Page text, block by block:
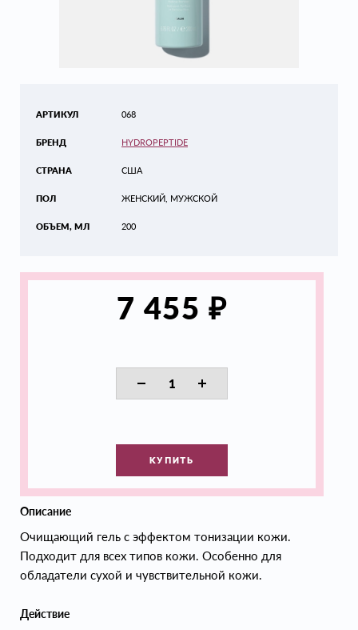
АРТИКУЛ
БРЕНД
СТРАНА
ПОЛ
ОБЪЕМ, МЛ
068
HYDROPEPTIDE
США
ЖЕНСКИЙ, МУЖСКОЙ
200
7 455 ₽
КУПИТЬ
Описание
Очищающий гель с эффектом тонизации кожи.
Подходит для всех типов кожи. Особенно для
обладатели сухой и чувствительной кожи.
Действие